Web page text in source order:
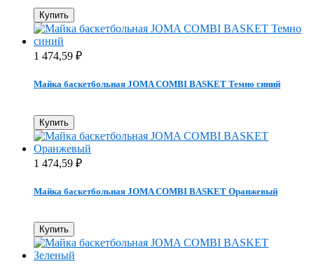
Купить
1 474,59 ₽
Майка баскетбольная JOMA COMBI BASKET Темно синий
Купить
1 474,59 ₽
Майка баскетбольная JOMA COMBI BASKET Оранжевый
Купить